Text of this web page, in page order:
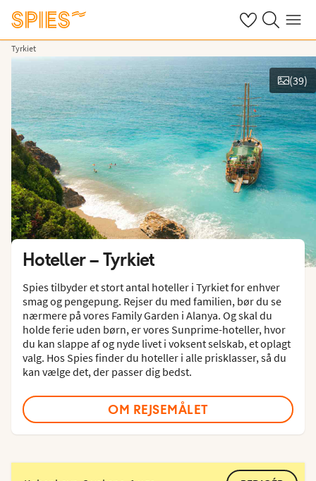
Se dine gemte
Søg påMenu
Tyrkiet
Vis billeder
(39)
Hoteller – Tyrkiet
Spies tilbyder et stort antal hoteller i Tyrkiet for enhver
smag og pengepung. Rejser du med familien, bør du se
nærmere på vores Family Garden i Alanya. Og skal du
holde ferie uden børn, er vores Sunprime-hoteller, hvor
du kan slappe af og nyde livet i voksent selskab, et oplagt
valg. Hos Spies finder du hoteller i alle prisklasser, så du
kan vælge det, der passer dig bedst.
OM REJSEMÅLET